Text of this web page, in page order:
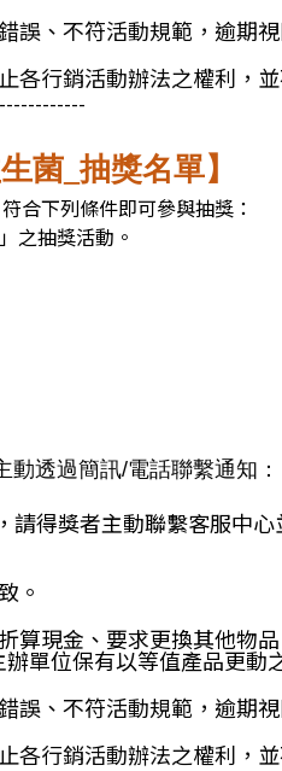
誤、不符活動規範，逾期視
各行銷活動辦法之權利，
菌_抽獎名單】
合下列條件即可參與抽獎：
」之抽獎活動。
透過簡訊/電話聯繫通知：
請得獎者主動聯繫客服中
。
算現金、要求更換其他物
單位保有以等值產品更動
誤、不符活動規範，逾期視
各行銷活動辦法之權利，